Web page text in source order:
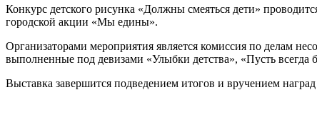
Конкурс детского рисунка «Должны смеяться дети»
городской акции «Мы едины».
Организаторами мероприятия является комиссия по делам
выполненные под девизами «Улыбки детства», «Пусть
Выставка завершится подведением итогов и вручением